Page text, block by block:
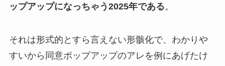
ップアップになっちゃう2025年である。
それは形式的とすら言えない形骸化で、わかりや
すいから同意ポップアップのアレを例にあげたけ